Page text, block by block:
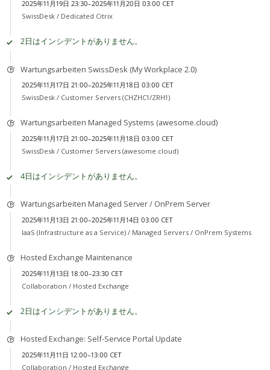
2025年11月19日 23:30–2025年11月20日 03:00 CET
SwissDesk / Dedicated Citrix
2日はインシデントがありません。
Wartungsarbeiten SwissDesk (My Workplace 2.0)
2025年11月17日 21:00–2025年11月18日 03:00 CET
SwissDesk / Customer Servers (CHZHC1/ZRH1)
Wartungsarbeiten Managed Systems (awesome.cloud)
2025年11月17日 21:00–2025年11月18日 03:00 CET
SwissDesk / Customer Servers (awesome.cloud)
4日はインシデントがありません。
Wartungsarbeiten Managed Server / OnPrem Server
2025年11月13日 21:00–2025年11月14日 03:00 CET
IaaS (Infrastructure as a Service) / Managed Servers / OnPrem Systems
Hosted Exchange Maintenance
2025年11月13日 18:00–23:30 CET
Collaboration / Hosted Exchange
2日はインシデントがありません。
Hosted Exchange: Self-Service Portal Update
2025年11月11日 12:00–13:00 CET
Collaboration / Hosted Exchange